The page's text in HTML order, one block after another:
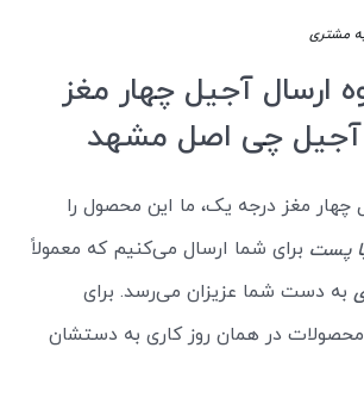
مشتری
ارسال آجیل چهار مغز
آجیل چی اصل مشهد
مغز درجه یک، ما این محصول را
پست برای شما ارسال می‌کنیم که معمولاً
به دست شما عزیزان می‌رسد. برای
در همان روز کاری به دستشان